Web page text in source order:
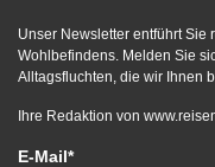
Unser Newsletter entführt
Wohlbefindens. Melden Sie
Alltagsfluchten, die wir Ihnen
Ihre Redaktion von
E-Mail*